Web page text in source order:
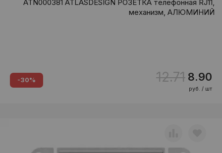
ATN000381 ATLASDESIGN РОЗЕТКА телефонная RJ11,
механизм, АЛЮМИНИЙ
-30% 12.71 8.90
руб. / шт